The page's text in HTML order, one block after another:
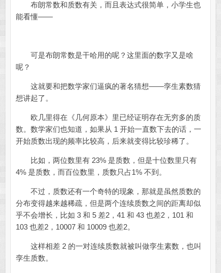
布朗常数和质数有关，而且表达式很简单，小学生也
能看懂——
可是布朗常数是干哈用的呢？这里面的数字又是啥
呢？
这就要和把数学家们逼疯的著名猜想——孪生素数猜
想讲起了。
欧几里得在《几何原本》里已经证明存在无穷多的质
数。数学家们也知道，如果从 1 开始一直数下去的话，一
开始质数出现的频率比较高，后来就变得比较珍稀了。
比如，两位数里有 23% 是质数，但是十位数里只有
4% 是质数，而百位数里，质数只占1% 不到。
不过，质数还有一个奇特的现象，那就是虽然质数的
分布变得越来越稀疏，但是两个连续质数之间的距离却似
乎不会增长，比如 3 和 5 差2，41 和 43 也差2，101 和
103 也差2，10007 和 10009 也差2。
这样相差 2 的一对连续质数就被叫做孪生素数，也叫
孪生质数。